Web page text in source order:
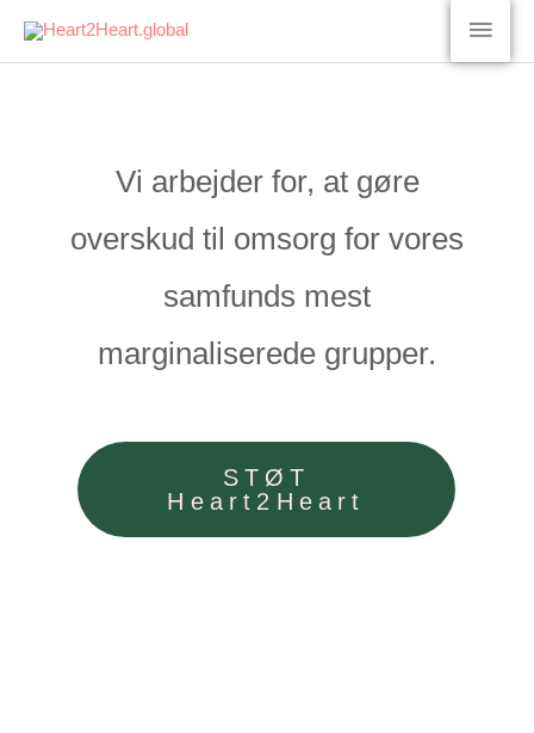
Vi arbejder for, at gøre
overskud til omsorg for vores
samfunds mest
marginaliserede grupper.
STØT
Heart2Heart